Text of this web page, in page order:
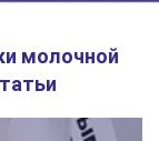
молочной